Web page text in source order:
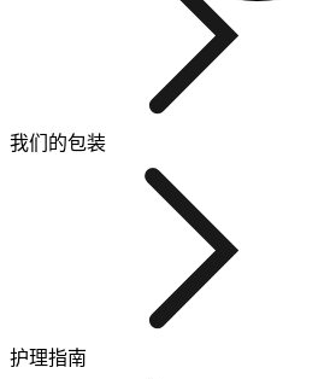
我们的包装
护理指南